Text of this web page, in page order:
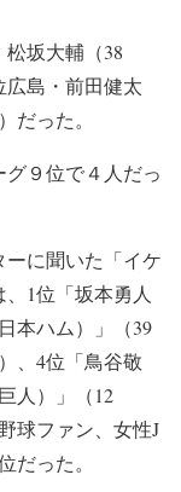
坂大輔（38
広島・前田健太
だった。
９位で４人だっ
に聞いた「イケ
1位「坂本勇人
本ハム）」（39
、4位「鳥谷敬
人）」（12
球ファン、女性J
だった。